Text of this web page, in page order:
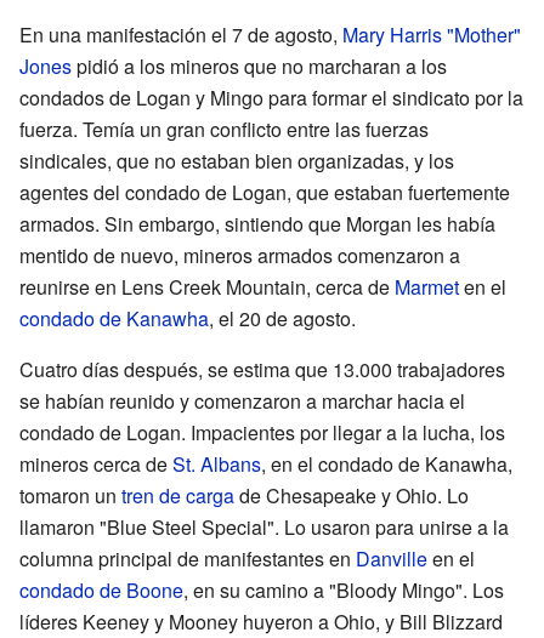
En una manifestación el 7 de agosto, Mary Harris "Mother"
Jonespidió a los mineros que no marcharan a los
condados de Logan y Mingo para formar el sindicato por la
fuerza. Temía un gran conflicto entre las fuerzas
sindicales, que no estaban bien organizadas, y los
agentes del condado de Logan, que estaban fuertemente
armados. Sin embargo, sintiendo que Morgan les había
mentido de nuevo, mineros armados comenzaron a
reunirse en Lens Creek Mountain, cerca de Marmeten el
condado de Kanawha, el 20 de agosto.
Cuatro días después, se estima que 13.000 trabajadores
se habían reunido y comenzaron a marchar hacia el
condado de Logan. Impacientes por llegar a la lucha, los
mineros cerca deSt. Albans, en el condado de Kanawha,
tomaron un tren de cargade Chesapeake y Ohio. Lo
llamaron "Blue Steel Special". Lo usaron para unirse a la
columna principal de manifestantes en Danvilleen el
condado de Boone, en su camino a "Bloody Mingo". Los
líderes Keeney y Mooney huyeron a Ohio, y Bill Blizzard